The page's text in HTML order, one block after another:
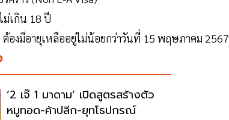
ม่เกิน 18 ปี
องมีอายุเหลืออยู่ไม่น้อยกว่าวันที่ 15 พฤษภาคม 2567
‘2 เจ๊ 1 มาดาม’ เปิดสูตรสร้างตัว
หมูทอด-ค้าปลีก-ยุทโธปกรณ์